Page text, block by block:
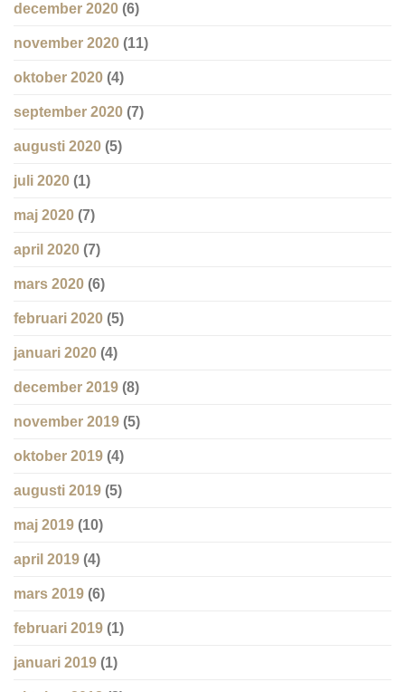
december 2020 (6)
november 2020 (11)
oktober 2020 (4)
september 2020 (7)
augusti 2020 (5)
juli 2020 (1)
maj 2020 (7)
april 2020 (7)
mars 2020 (6)
februari 2020 (5)
januari 2020 (4)
december 2019 (8)
november 2019 (5)
oktober 2019 (4)
augusti 2019 (5)
maj 2019 (10)
april 2019 (4)
mars 2019 (6)
februari 2019 (1)
januari 2019 (1)